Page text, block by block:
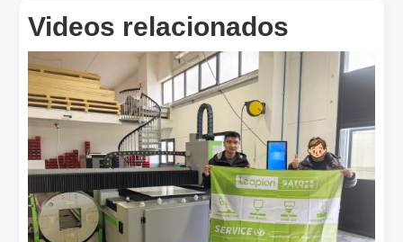
Las máquinas de corte por láser son una herramienta
Videos relacionados